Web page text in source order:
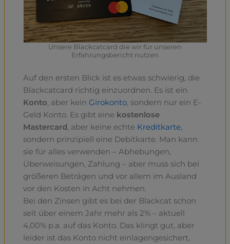
Unsere Blackcatcard die wir für unseren
Erfahrungsbericht nutzen
Auf den ersten Blick ist es etwas schwierig, die
Blackcatcard richtig einzuordnen. Es ist ein
Konto, aber keinGirokonto, sondern nur ein E-
Geld Konto. Es gibt eine kostenlose
Mastercard, aber keine echte Kreditkarte,
sondern prinzipiell eine Debitkarte. Man kann
sie für alles verwenden – Abhebungen,
Überweisungen, Zahlung – aber muss sich bei
größeren Beträgen und vor allem im Ausland
vor den Kosten in Acht nehmen.
Bei den Zinsen gibt es bei der Blackcat schon
seit über einem Jahr mehr als 2% – aktuell
4,00% p.a. auf das Konto. Das klingt gut, aber
leider ist das Konto nicht einlagengesichert,